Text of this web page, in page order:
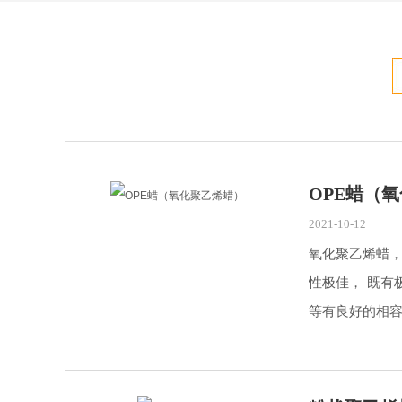
OPE蜡（
2021-10-12
氧化聚乙烯蜡
性极佳， 既有
等有良好的相